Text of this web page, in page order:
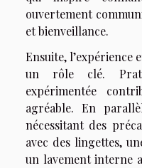
ouvertement
et bienveillance.
Ensuite, l’expérience
un rôle clé.
expérimentée
agréable. En
nécessitant des
avec des lingettes,
un lavement interne